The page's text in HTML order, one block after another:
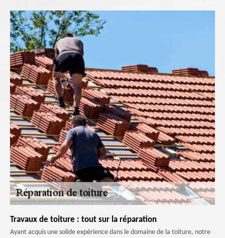
Travaux de toiture : tout sur la réparation
Ayant acquis une solide expérience dans le domaine de la toiture, notre